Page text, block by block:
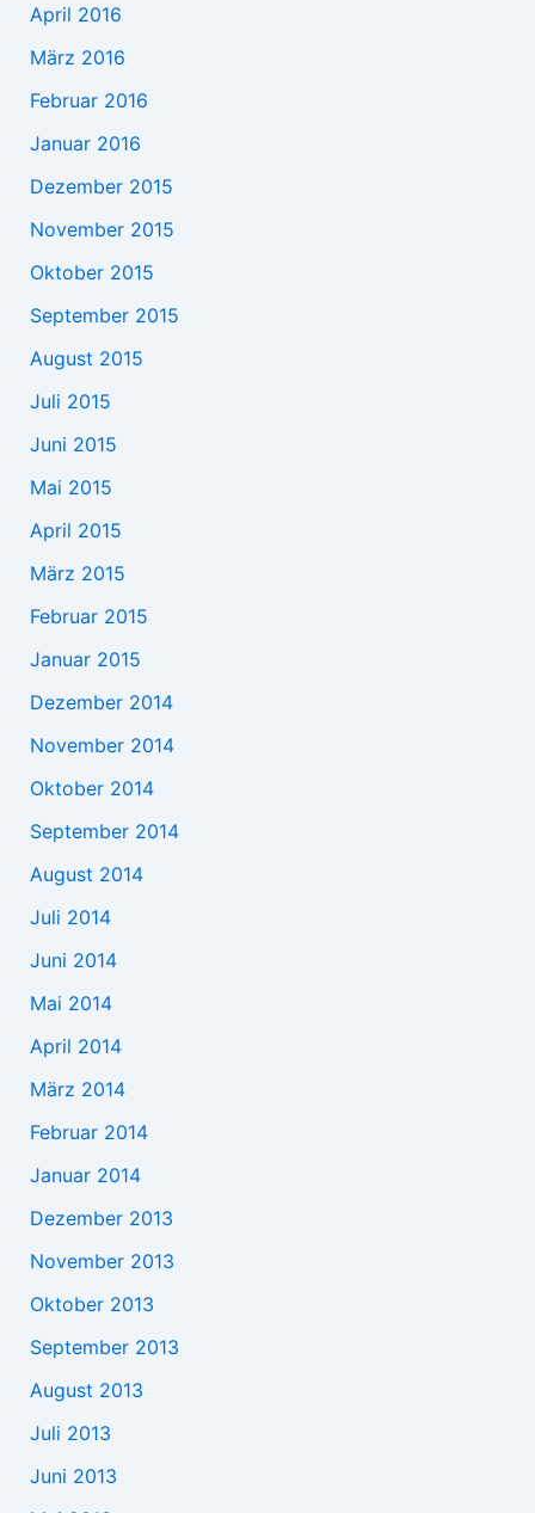
April 2016
März 2016
Februar 2016
Januar 2016
Dezember 2015
November 2015
Oktober 2015
September 2015
August 2015
Juli 2015
Juni 2015
Mai 2015
April 2015
März 2015
Februar 2015
Januar 2015
Dezember 2014
November 2014
Oktober 2014
September 2014
August 2014
Juli 2014
Juni 2014
Mai 2014
April 2014
März 2014
Februar 2014
Januar 2014
Dezember 2013
November 2013
Oktober 2013
September 2013
August 2013
Juli 2013
Juni 2013